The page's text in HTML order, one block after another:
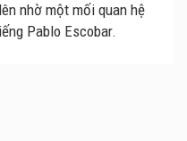
nhờ một mối quan hệ
Pablo Escobar.